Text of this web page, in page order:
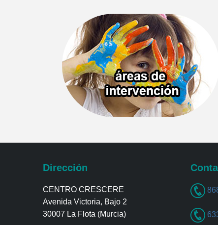
Dirección
CENTRO CRESCERE
Avenida Victoria, Bajo 2
30007 La Flota (Murcia)